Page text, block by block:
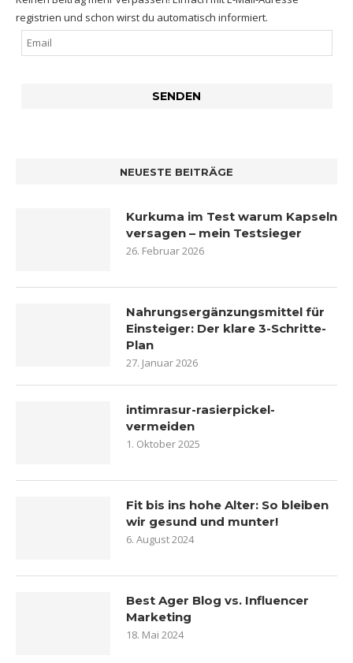
registrien und schon wirst du automatisch informiert.
NEUESTE BEITRÄGE
Kurkuma im Test warum Kapseln
versagen – mein Testsieger
26. Februar 2026
Nahrungsergänzungsmittel für
Einsteiger: Der klare 3-Schritte-
Plan
27. Januar 2026
intimrasur-rasierpickel-
vermeiden
1. Oktober 2025
Fit bis ins hohe Alter: So bleiben
wir gesund und munter!
6. August 2024
Best Ager Blog vs. Influencer
Marketing
18. Mai 2024